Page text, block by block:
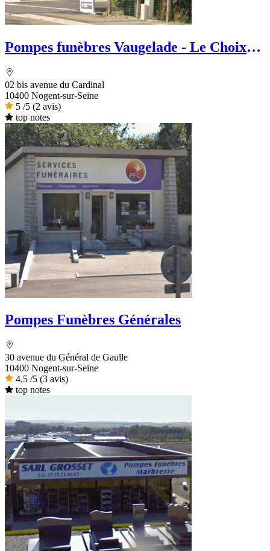
Pompes funèbres Vaugelade - Le Choix
02 bis avenue du Cardinal
10400 Nogent-sur-Seine
5 /5 (2 avis)
top notes
Pompes Funèbres Générales
30 avenue du Général de Gaulle
10400 Nogent-sur-Seine
4,5 /5 (3 avis)
top notes